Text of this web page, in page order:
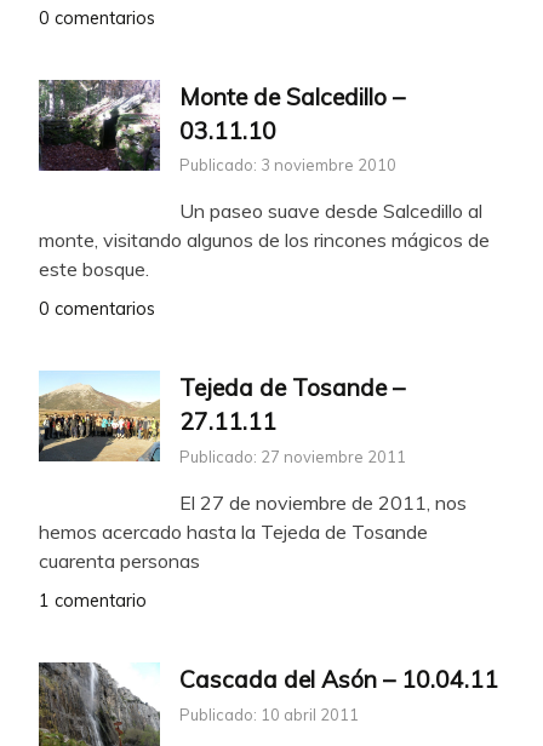
0 comentarios
Monte de Salcedillo –
03.11.10
Publicado: 3 noviembre 2010
Un paseo suave desde Salcedillo al
monte, visitando algunos de los rincones mágicos de
este bosque.
0 comentarios
Tejeda de Tosande –
27.11.11
Publicado: 27 noviembre 2011
El 27 de noviembre de 2011, nos
hemos acercado hasta la Tejeda de Tosande
cuarenta personas
1 comentario
Cascada del Asón – 10.04.11
Publicado: 10 abril 2011